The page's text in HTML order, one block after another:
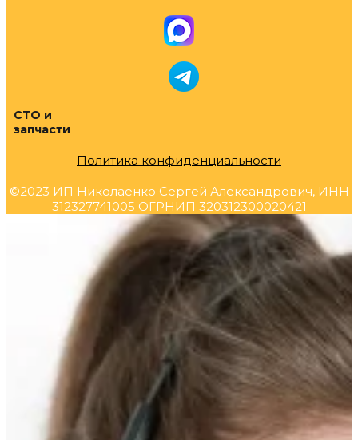
СТО и
запчасти
Политика конфиденциальности
©2023 ИП Николаенко Сергей Александрович, ИНН
312327741005 ОГРНИП 320312300020421